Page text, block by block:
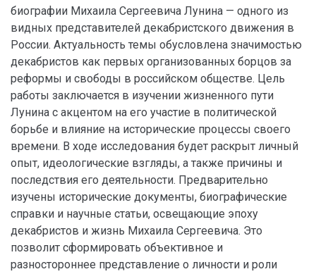
биографии Михаила Сергеевича Лунина — одного из
видных представителей декабристского движения в
России. Актуальность темы обусловлена значимостью
декабристов как первых организованных борцов за
реформы и свободы в российском обществе. Цель
работы заключается в изучении жизненного пути
Лунина с акцентом на его участие в политической
борьбе и влияние на исторические процессы своего
времени. В ходе исследования будет раскрыт личный
опыт, идеологические взгляды, а также причины и
последствия его деятельности. Предварительно
изучены исторические документы, биографические
справки и научные статьи, освещающие эпоху
декабристов и жизнь Михаила Сергеевича. Это
позволит сформировать объективное и
разностороннее представление о личности и роли